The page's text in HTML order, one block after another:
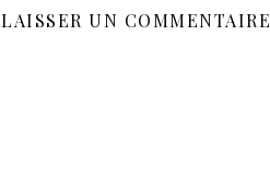
LAISSER UN COMMENTAIRE